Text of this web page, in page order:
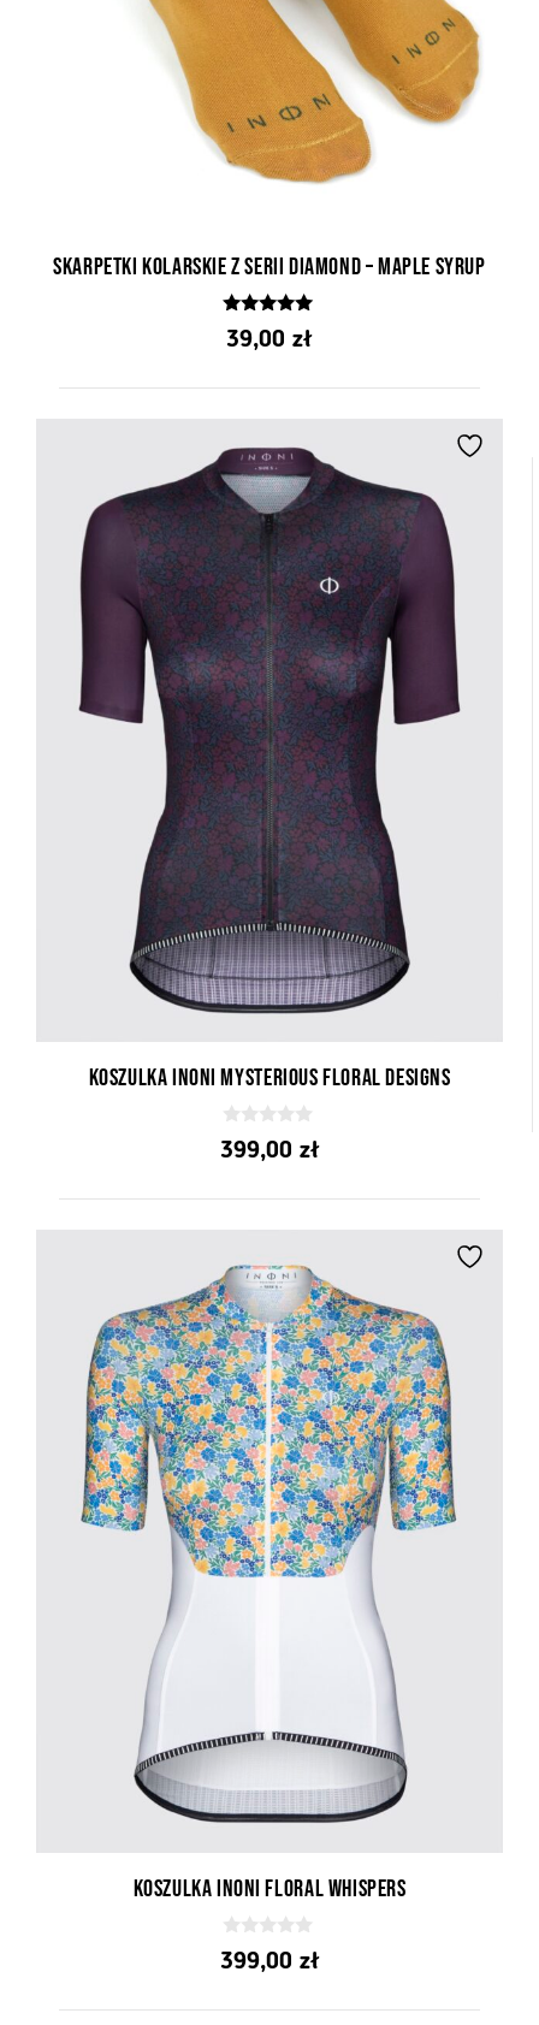
Skarpetki kolarskie z serii Diamond – Maple Syrup
5.00
z 5
39,00 zł
Koszulka Inoni Mysterious Floral Designs
0
z
399,00 zł
Koszulka Inoni Floral Whispers
0
z
399,00 zł